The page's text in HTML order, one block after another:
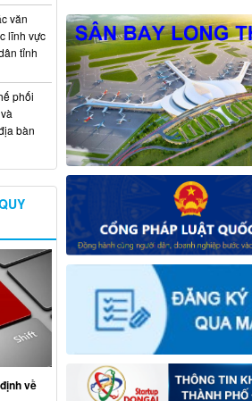
văn
lĩnh vực
tỉnh
phối
bàn
về